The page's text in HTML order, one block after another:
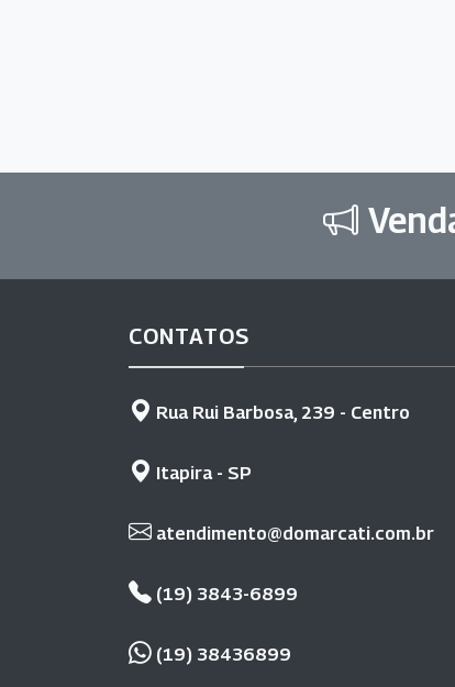
CONTATOS
Rua Rui Barbosa, 239 - Centro
Itapira - SP
atendimento@domarcati.com.br
(19) 3843-6899
(19) 38436899